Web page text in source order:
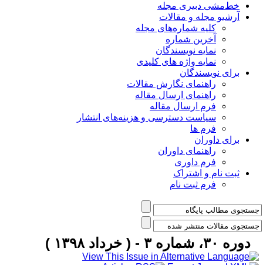
خط‌مشی دبیری مجله
آرشیو مجله و مقالات
کلیه شماره‌های مجله
آخرین شماره
نمایه نویسندگان
نمایه واژه های کلیدی
برای نویسندگان
راهنمای نگارش مقالات
راهنمای ارسال مقاله
فرم ارسال مقاله
سیاست دسترسی و هزینه‌های انتشار
فرم ها
برای داوران
راهنمای داوران
فرم داوری
ثبت نام و اشتراک
فرم ثبت نام
دوره ۳۰، شماره ۳ - ( خرداد ۱۳۹۸ )